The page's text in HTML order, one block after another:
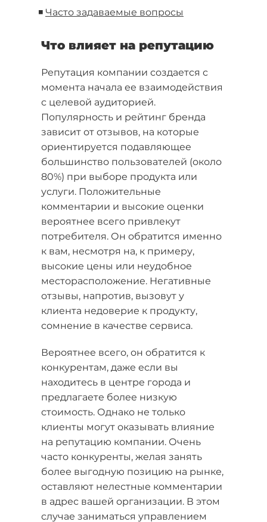
Что влияет на репутацию
Репутация компании создается с
момента начала ее взаимодействия
с целевой аудиторией.
Популярность и рейтинг бренда
зависит от отзывов, на которые
ориентируется подавляющее
большинство пользователей (около
80%) при выборе продукта или
услуги. Положительные
комментарии и высокие оценки
вероятнее всего привлекут
потребителя. Он обратится именно
к вам, несмотря на, к примеру,
высокие цены или неудобное
месторасположение. Негативные
отзывы, напротив, вызовут у
клиента недоверие к продукту,
сомнение в качестве сервиса.
Вероятнее всего, он обратится к
конкурентам, даже если вы
находитесь в центре города и
предлагаете более низкую
стоимость. Однако не только
клиенты могут оказывать влияние
на репутацию компании. Очень
часто конкуренты, желая занять
более выгодную позицию на рынке,
оставляют нелестные комментарии
в адрес вашей организации. В этом
случае заниматься управлением
◾ Часто задаваемые вопросы